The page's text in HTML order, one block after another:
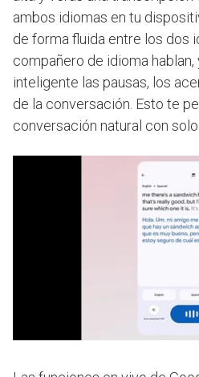
ambos idiomas en tu
de forma fluida entre los dos
compañero de idioma
inteligente las pausas, los
de la conversación. Esto te
conversación natural con